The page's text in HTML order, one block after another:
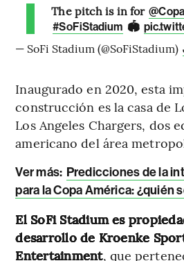
The pitch is in for
#SoFiStadium 🏟️
— SoFi Stadium (@SoFiStadium)
Inaugurado en 2020, esta
construcción es la casa de
Los Angeles Chargers, dos
americano del área
Ver más: Predicciones de la
para la Copa América: ¿quién
El SoFi Stadium es
desarrollo de Kroenke
Entertainment, que